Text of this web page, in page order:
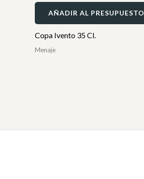
AÑADIR AL PRESUPUESTO
Copa Ivento 35 Cl.
Menaje